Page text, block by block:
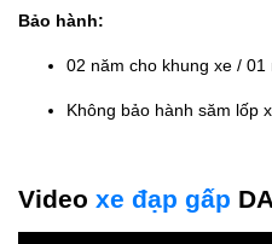
Bảo hành:
02 năm cho khung xe / 01
Không bảo hành săm lốp
Video xe đạp gấp